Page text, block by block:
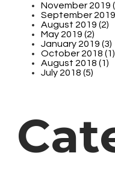
November 2019
September 2019
August 2019 (2)
May 2019 (2)
January 2019 (3)
October 2018 (1)
August 2018 (1)
July 2018 (5)